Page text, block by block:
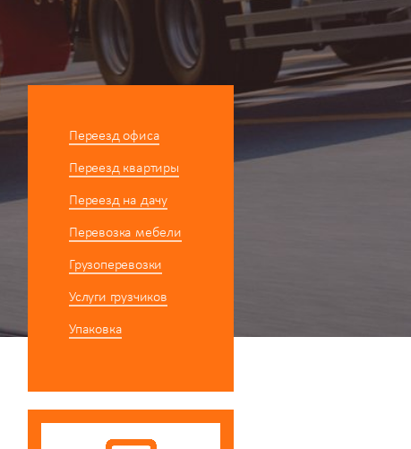
Переезд офиса
Переезд квартиры
Переезд на дачу
Перевозка мебели
Грузоперевозки
Услуги грузчиков
Упаковка